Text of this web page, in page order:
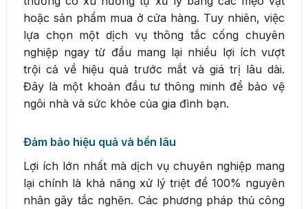
hoặc sản phẩm mua ở cửa hàng. Tuy nhiên, việc
lựa chọn một dịch vụ thông tắc cống chuyên
nghiệp ngay từ đầu mang lại nhiều lợi ích vượt
trội cả về hiệu quả trước mắt và giá trị lâu dài.
Đây là một khoản đầu tư thông minh để bảo vệ
ngôi nhà và sức khỏe của gia đình bạn.
Đảm bảo hiệu quả và bền lâu
Lợi ích lớn nhất mà dịch vụ chuyên nghiệp mang
lại chính là khả năng xử lý triệt để 100% nguyên
nhân gây tắc nghẽn. Các phương pháp thủ công